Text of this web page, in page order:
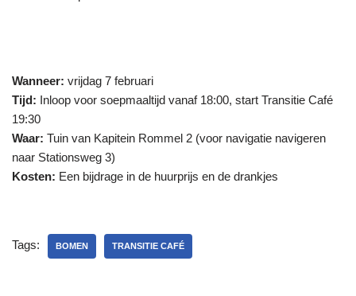
Wanneer: vrijdag 7 februari
Tijd: Inloop voor soepmaaltijd vanaf 18:00, start Transitie Café
19:30
Waar: Tuin van Kapitein Rommel 2 (voor navigatie navigeren
naar Stationsweg 3)
Kosten: Een bijdrage in de huurprijs en de drankjes
Tags: BOMEN TRANSITIE CAFÉ